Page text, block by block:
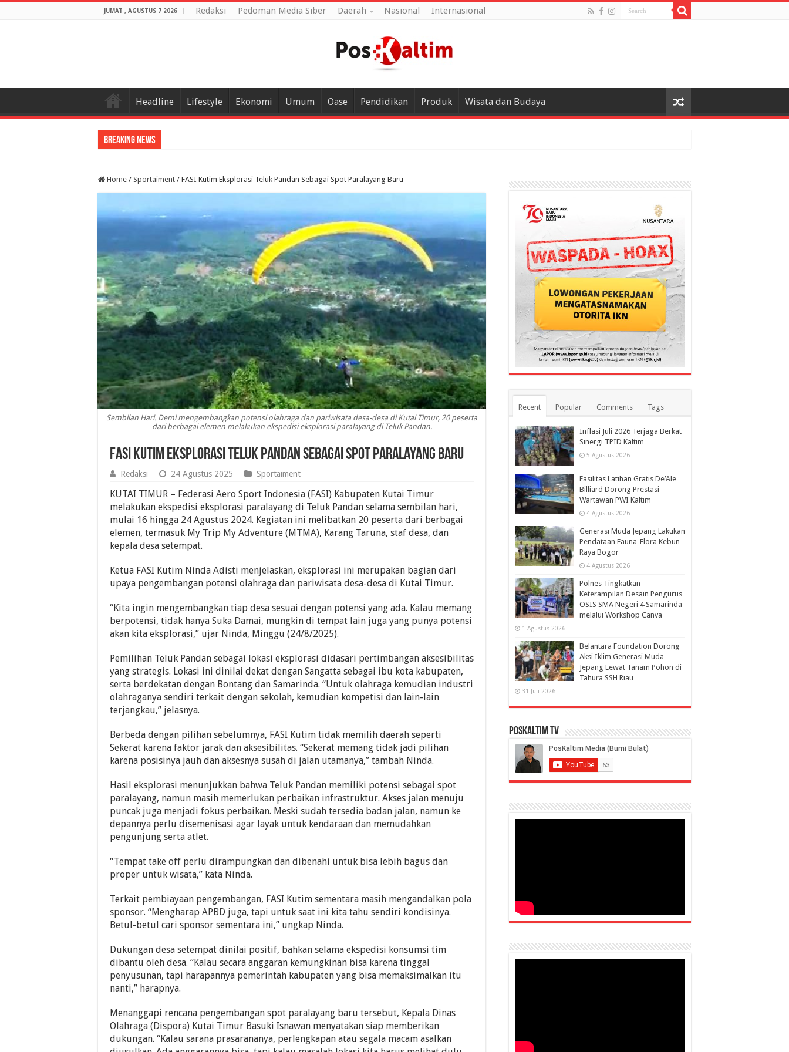
JUMAT , AGUSTUS 7 2026 Redaksi Pedoman Media Siber Daerah Nasional Internasional
Headline Lifestyle Ekonomi Umum Oase Pendidikan Produk Wisata dan Budaya
Breaking News
Home / Sportaiment / FASI Kutim Eksplorasi Teluk Pandan Sebagai Spot Paralayang Baru
Sembilan Hari. Demi mengembangkan potensi olahraga dan pariwisata desa-desa di Kutai Timur, 20 peserta
dari berbagai elemen melakukan ekspedisi eksplorasi paralayang di Teluk Pandan.
FASI Kutim Eksplorasi Teluk Pandan Sebagai Spot Paralayang Baru
Redaksi 24 Agustus 2025 Sportaiment
KUTAI TIMUR – Federasi Aero Sport Indonesia (FASI) Kabupaten Kutai Timur
melakukan ekspedisi eksplorasi paralayang di Teluk Pandan selama sembilan hari,
mulai 16 hingga 24 Agustus 2024. Kegiatan ini melibatkan 20 peserta dari berbagai
elemen, termasuk My Trip My Adventure (MTMA), Karang Taruna, staf desa, dan
kepala desa setempat.
Ketua FASI Kutim Ninda Adisti menjelaskan, eksplorasi ini merupakan bagian dari
upaya pengembangan potensi olahraga dan pariwisata desa-desa di Kutai Timur.
“Kita ingin mengembangkan tiap desa sesuai dengan potensi yang ada. Kalau memang
berpotensi, tidak hanya Suka Damai, mungkin di tempat lain juga yang punya potensi
akan kita eksplorasi,” ujar Ninda, Minggu (24/8/2025).
Pemilihan Teluk Pandan sebagai lokasi eksplorasi didasari pertimbangan aksesibilitas
yang strategis. Lokasi ini dinilai dekat dengan Sangatta sebagai ibu kota kabupaten,
serta berdekatan dengan Bontang dan Samarinda. “Untuk olahraga kemudian industri
olahraganya sendiri terkait dengan sekolah, kemudian kompetisi dan lain-lain
terjangkau,” jelasnya.
Berbeda dengan pilihan sebelumnya, FASI Kutim tidak memilih daerah seperti
Sekerat karena faktor jarak dan aksesibilitas. “Sekerat memang tidak jadi pilihan
karena posisinya jauh dan aksesnya susah di jalan utamanya,” tambah Ninda.
Hasil eksplorasi menunjukkan bahwa Teluk Pandan memiliki potensi sebagai spot
paralayang, namun masih memerlukan perbaikan infrastruktur. Akses jalan menuju
puncak juga menjadi fokus perbaikan. Meski sudah tersedia badan jalan, namun ke
depannya perlu disemenisasi agar layak untuk kendaraan dan memudahkan
pengunjung serta atlet.
“Tempat take off perlu dirampungkan dan dibenahi untuk bisa lebih bagus dan
proper untuk wisata,” kata Ninda.
Terkait pembiayaan pengembangan, FASI Kutim sementara masih mengandalkan pola
sponsor. “Mengharap APBD juga, tapi untuk saat ini kita tahu sendiri kondisinya.
Betul-betul cari sponsor sementara ini,” ungkap Ninda.
Dukungan desa setempat dinilai positif, bahkan selama ekspedisi konsumsi tim
dibantu oleh desa. “Kalau secara anggaran kemungkinan bisa karena tinggal
penyusunan, tapi harapannya pemerintah kabupaten yang bisa memaksimalkan itu
nanti,” harapnya.
Menanggapi rencana pengembangan spot paralayang baru tersebut, Kepala Dinas
Olahraga (Dispora) Kutai Timur Basuki Isnawan menyatakan siap memberikan
dukungan. “Kalau sarana prasarananya, perlengkapan atau segala macam asalkan
Recent Popular Comments Tags
Inflasi Juli 2026 Terjaga Berkat
Sinergi TPID Kaltim
5 Agustus 2026
Fasilitas Latihan Gratis De’Ale
Billiard Dorong Prestasi
Wartawan PWI Kaltim
4 Agustus 2026
Generasi Muda Jepang Lakukan
Pendataan Fauna-Flora Kebun
Raya Bogor
4 Agustus 2026
Polnes Tingkatkan
Keterampilan Desain Pengurus
OSIS SMA Negeri 4 Samarinda
melalui Workshop Canva
1 Agustus 2026
Belantara Foundation Dorong
Aksi Iklim Generasi Muda
Jepang Lewat Tanam Pohon di
Tahura SSH Riau
31 Juli 2026
PosKaltim TV